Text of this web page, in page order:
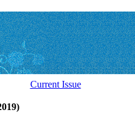
Current Issue